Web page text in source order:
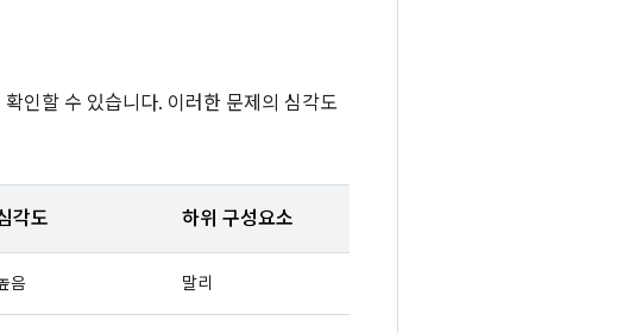
인할 수 있습니다. 이러한 문제의 심각도
각도 하위 구성요소
음 말리